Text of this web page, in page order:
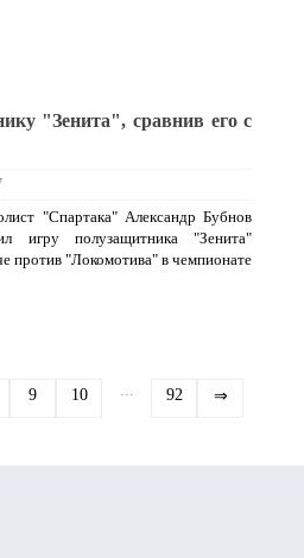
"Зенита", сравнив его с
"Спартака" Александр Бубнов
игру полузащитника "Зенита"
против "Локомотива" в чемпионате
9 10 ... 92 ⇒